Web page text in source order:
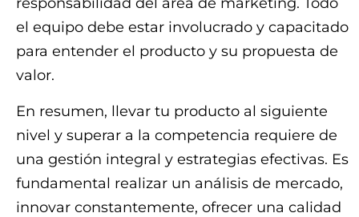
el equipo debe estar involucrado y capacitado
para entender el producto y su propuesta de
valor.
En resumen, llevar tu producto al siguiente
nivel y superar a la competencia requiere de
una gestión integral y estrategias efectivas. Es
fundamental realizar un análisis de mercado,
innovar constantemente, ofrecer una calidad